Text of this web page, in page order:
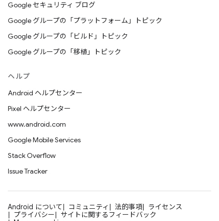
Google セキュリティ ブログ
Google グループの「プラットフォーム」トピック
Google グループの「ビルド」トピック
Google グループの「移植」トピック
ヘルプ
Android ヘルプセンター
Pixel ヘルプセンター
www.android.com
Google Mobile Services
Stack Overflow
Issue Tracker
Android について コミュニティ 法的事項
ライセンス
プライバシー
サイトに関するフィードバック